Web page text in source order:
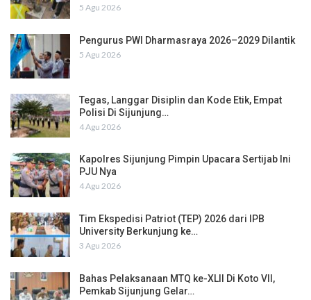
5 Agu 2026
Pengurus PWI Dharmasraya 2026–2029 Dilantik
5 Agu 2026
Tegas, Langgar Disiplin dan Kode Etik, Empat
Polisi Di Sijunjung…
4 Agu 2026
Kapolres Sijunjung Pimpin Upacara Sertijab Ini
PJU Nya
4 Agu 2026
Tim Ekspedisi Patriot (TEP) 2026 dari IPB
University Berkunjung ke…
3 Agu 2026
Bahas Pelaksanaan MTQ ke-XLII Di Koto VII,
Pemkab Sijunjung Gelar…